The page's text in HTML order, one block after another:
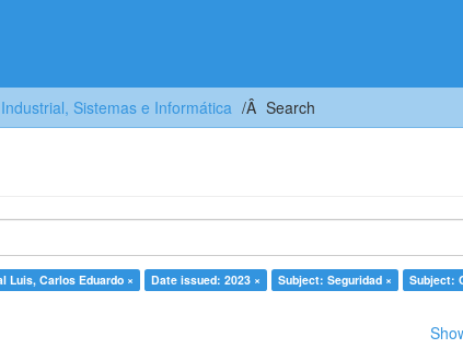
Sistemas e Informática Search
Luis, Carlos Eduardo × Date issued: 2023 × Subject: Seguridad ×
Subject: